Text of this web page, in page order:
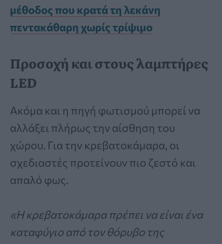
μέθοδος που κρατά τη λεκάνη
πεντακάθαρη χωρίς τρίψιμο
Προσοχή και στους λαμπτήρες
LED
Ακόμα και η πηγή φωτισμού μπορεί να
αλλάξει πλήρως την αίσθηση του
χώρου. Για την κρεβατοκάμαρα, οι
σχεδιαστές προτείνουν πιο ζεστό και
απαλό φως.
«Η κρεβατοκάμαρα πρέπει να είναι ένα
καταφύγιο από τον θόρυβο της